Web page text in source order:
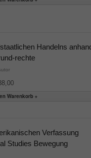
Handelns
rechte
Verfassung
Studies Bewegung